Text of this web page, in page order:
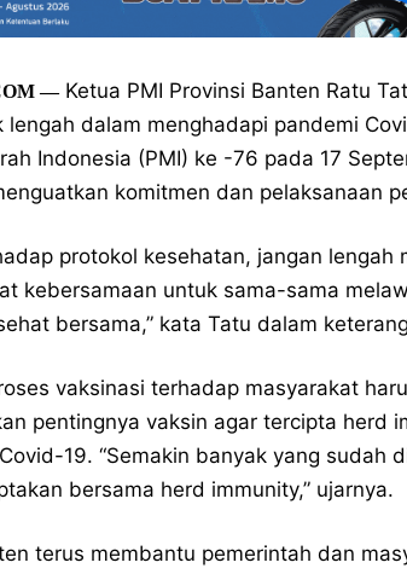
—Ketua PMI Provinsi Banten Ratu
lengah dalam menghadapi pandemi
Indonesia (PMI) ke -76 pada 17
komitmen dan pelaksanaan
protokol kesehatan, jangan
kebersamaan untuk sama-sama
bersama,” kata Tatu dalam
vaksinasi terhadap masyarakat
pentingnya vaksin agar tercipta herd
19. “Semakin banyak yang sudah
bersama herd immunity,” ujarnya.
terus membantu pemerintah dan